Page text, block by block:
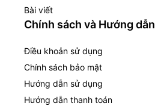
Bài viết
Chính sách và Hướng dẫn
Điều khoản sử dụng
Chính sách bảo mật
Hướng dẫn sử dụng
Hướng dẫn thanh toán